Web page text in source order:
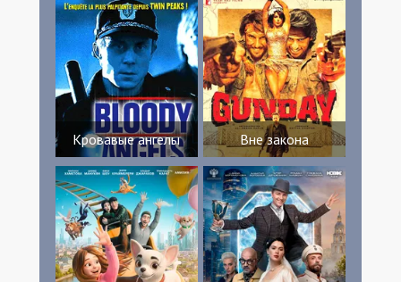
Кровавые ангелы Вне закона